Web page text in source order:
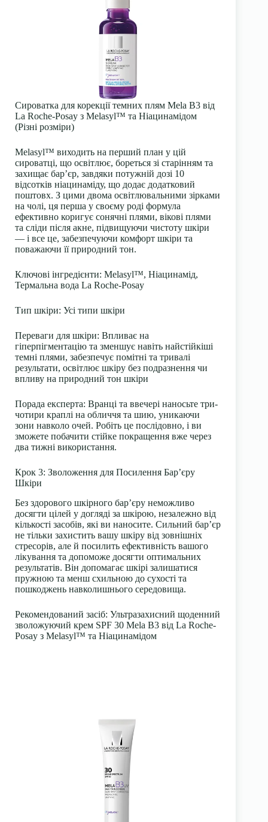
Сироватка для корекції темних плям Mela B3 від
La Roche-Posay з Melasyl™ та Ніацинамідом
(Різні розміри)
Melasyl™ виходить на перший план у цій
сироватці, що освітлює, бореться зі старінням та
захищає бар’єр, завдяки потужній дозі 10
відсотків ніацинаміду, що додає додатковий
поштовх. З цими двома освітлювальними зірками
на чолі, ця перша у своєму роді формула
ефективно коригує сонячні плями, вікові плями
та сліди після акне, підвищуючи чистоту шкіри
— і все це, забезпечуючи комфорт шкіри та
поважаючи її природний тон.
Ключові інгредієнти: Melasyl™, Ніацинамід,
Термальна вода La Roche-Posay
Тип шкіри: Усі типи шкіри
Переваги для шкіри: Впливає на
гіперпігментацію та зменшує навіть найстійкіші
темні плями, забезпечує помітні та тривалі
результати, освітлює шкіру без подразнення чи
впливу на природний тон шкіри
Порада експерта: Вранці та ввечері наносьте три-
чотири краплі на обличчя та шию, уникаючи
зони навколо очей. Робіть це послідовно, і ви
зможете побачити стійке покращення вже через
два тижні використання.
Крок 3: Зволоження для Посилення Бар’єру
Шкіри
Без здорового шкірного бар’єру неможливо
досягти цілей у догляді за шкірою, незалежно від
кількості засобів, які ви наносите. Сильний бар’єр
не тільки захистить вашу шкіру від зовнішніх
стресорів, але й посилить ефективність вашого
лікування та допоможе досягти оптимальних
результатів. Він допомагає шкірі залишатися
пружною та менш схильною до сухості та
пошкоджень навколишнього середовища.
Рекомендований засіб: Ультразахисний щоденний
зволожуючий крем SPF 30 Mela B3 від La Roche-
Posay з Melasyl™ та Ніацинамідом